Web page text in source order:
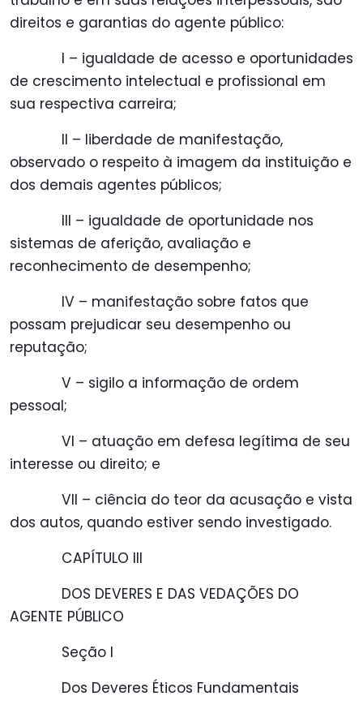
direitos e garantias do agente público:
I – igualdade de acesso e oportunidades
de crescimento intelectual e profissional em
sua respectiva carreira;
II – liberdade de manifestação,
observado o respeito à imagem da instituição e
dos demais agentes públicos;
III – igualdade de oportunidade nos
sistemas de aferição, avaliação e
reconhecimento de desempenho;
IV – manifestação sobre fatos que
possam prejudicar seu desempenho ou
reputação;
V – sigilo a informação de ordem
pessoal;
VI – atuação em defesa legítima de seu
interesse ou direito; e
VII – ciência do teor da acusação e vista
dos autos, quando estiver sendo investigado.
CAPÍTULO III
DOS DEVERES E DAS VEDAÇÕES DO
AGENTE PÚBLICO
Seção I
Dos Deveres Éticos Fundamentais